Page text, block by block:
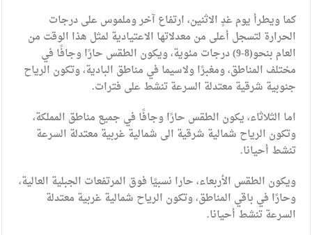
كما ويطرأ يوم غدٍ الاثنين، ارتفاع آخر وملموس على درجات
الحرارة لتسجل أعلى من معدلاتها الاعتيادية لمثل هذا الوقت من
العام بنحو(8-9) درجات مئوية، ويكون الطقس حارًا وجافًا في
مختلف المناطق، ومغبرًا ولاسيما في مناطق البادية، وتكون الرياح
جنوبية شرقية معتدلة السرعة تنشط على فترات.
اما الثلاثاء، يكون الطقس حارًا وجافًا في جميع مناطق المملكة،
وتكون الرياح شمالية شرقية الى شمالية غربية معتدلة السرعة
تنشط أحيانا.
ويكون الطقس الأربعاء، حارا نسبيًا فوق المرتفعات الجبلية العالية،
وحارًا في باقي المناطق، وتكون الرياح شمالية غربية معتدلة
السرعة تنشط أحيانا.